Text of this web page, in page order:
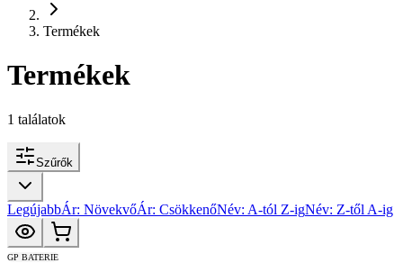
Termékek
Termékek
1 találatok
Szűrők
LegújabbÁr: NövekvőÁr: CsökkenőNév: A-tól Z-igNév: Z-től A-ig
GP BATERIE